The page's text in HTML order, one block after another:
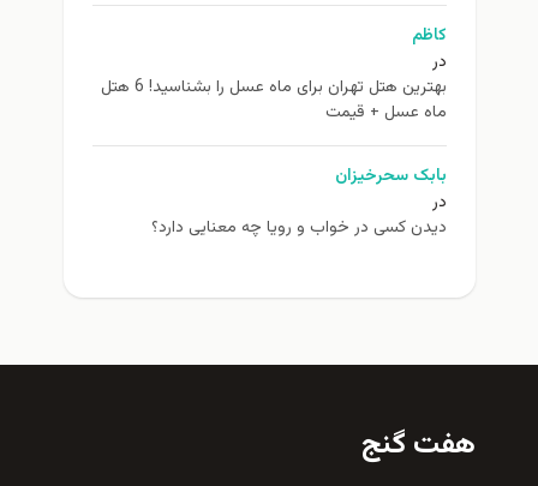
کاظم
در
بهترین هتل تهران برای ماه عسل را بشناسید! 6 هتل
ماه عسل + قیمت
بابک سحرخیزان
در
دیدن کسی در خواب و رویا چه معنایی دارد؟
هفت گنج